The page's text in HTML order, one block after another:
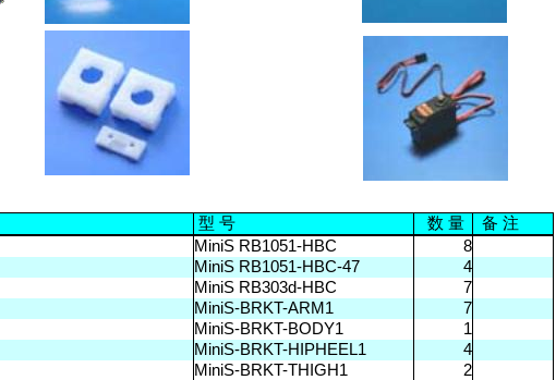
型 号 数 量 备 注
MiniS RB1051-HBC
8
MiniS RB1051-HBC-47
4
MiniS RB303d-HBC
7
MiniS-BRKT-ARM1
7
MiniS-BRKT-BODY1
1
MiniS-BRKT-HIPHEEL1
4
MiniS-BRKT-THIGH1
2